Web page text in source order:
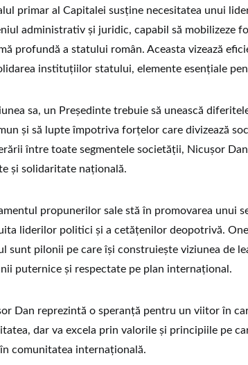
primar al Capitalei susţine necesitatea unui
administrativ şi juridic, capabil să mobilizeze
profundă a statului român. Aceasta vizează
instituţiilor statului, elemente esenţiale
sa, un Preşedinte trebuie să unească
şi să lupte împotriva forțelor care divizează
între toate segmentele societăţii, Nicuşor
şi solidaritate naţională.
propunerilor sale stă în promovarea unui
liderilor politici şi a cetăţenilor deopotrivă.
sunt pilonii pe care îşi construieşte viziunea de
puternice şi respectate pe plan internaţional.
Dan reprezintă o speranţă pentru un viitor în
dar va excela prin valorile şi principiile pe
comunitatea internaţională.